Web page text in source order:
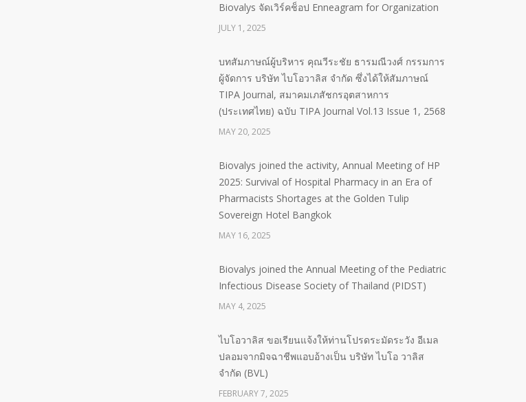
Biovalys จัดเวิร์คช็อป Enneagram for Organization
JULY 1, 2025
บทสัมภาษณ์ผู้บริหาร คุณวีระชัย ธารมณีวงศ์ กรรมการ
ผู้จัดการ บริษัท ไบโอวาลิส จำกัด ซึ่งได้ให้สัมภาษณ์
TIPA Journal, สมาคมเภสัชกรอุตสาหการ
(ประเทศไทย) ฉบับ TIPA Journal Vol.13 Issue 1, 2568
MAY 20, 2025
Biovalys joined the activity, Annual Meeting of HP
2025: Survival of Hospital Pharmacy in an Era of
Pharmacists Shortages at the Golden Tulip
Sovereign Hotel Bangkok
MAY 16, 2025
Biovalys joined the Annual Meeting of the Pediatric
Infectious Disease Society of Thailand (PIDST)
MAY 4, 2025
ไบโอวาลิส ขอเรียนแจ้งให้ท่านโปรดระมัดระวัง อีเมล
ปลอมจากมิจฉาชีพแอบอ้างเป็น บริษัท ไบโอ วาลิส
จำกัด (BVL)
FEBRUARY 7, 2025